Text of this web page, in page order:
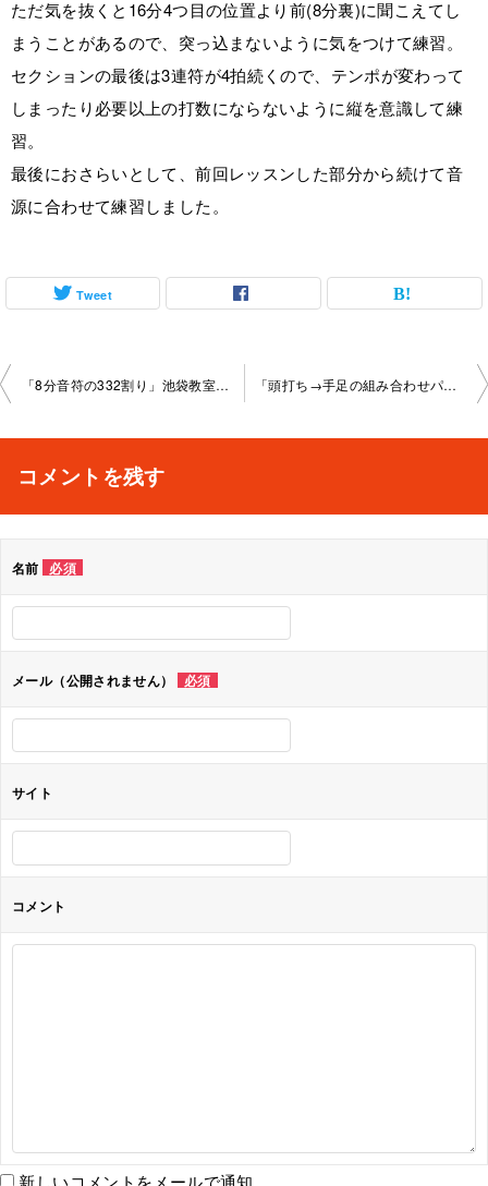
ただ気を抜くと16分4つ目の位置より前(8分裏)に聞こえてし
まうことがあるので、突っ込まないように気をつけて練習。
セクションの最後は3連符が4拍続くので、テンポが変わって
しまったり必要以上の打数にならないように縦を意識して練
習。
最後におさらいとして、前回レッスンした部分から続けて音
源に合わせて練習しました。
Tweet
投
ビ
シ
ョ
ン
「8分音符の332割り」池袋教室2025-11-07-no0014-1042 「頭打ち→手足の組み合わせパターン」池袋教室2025-12-04-no0014-1042
コメントを残す
名前 必須
メール（公開されません） 必須
サイト
コメント
新しいコメントをメールで通知